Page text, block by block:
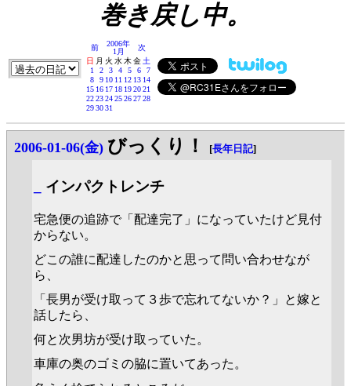
巻き戻し中。
前
2006年
1月
次
日 月 火 水木金土
1
2 3 4 5 6
7
8
9 10 11 12 13 14
15 16 17 18 192021
22232425262728
293031
2006-01-06(金) びっくり！ [長年日記]
インパクトレンチ
宅急便の追跡で「配達完了」になっていたけど見付
からない。
どこの誰に配達したのかと思って問い合わせなが
ら、
「長男が受け取って３歩で忘れてないか？」と嫁と
話したら、
何と次男坊が受け取っていた。
車庫の奥のゴミの脇に置いてあった。